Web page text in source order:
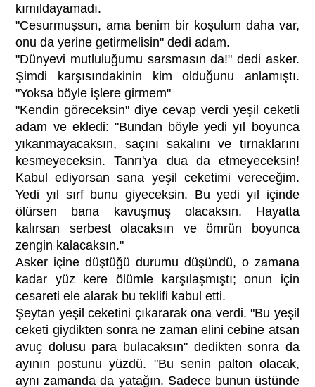
kımıldayamadı.
"Cesurmuşsun, ama benim bir koşulum daha var,
onu da yerine getirmelisin" dedi adam.
"Dünyevi mutluluğumu sarsmasın da!" dedi asker.
Şimdi karşısındakinin kim olduğunu anlamıştı.
"Yoksa böyle işlere girmem"
"Kendin göreceksin" diye cevap verdi yeşil ceketli
adam ve ekledi: "Bundan böyle yedi yıl boyunca
yıkanmayacaksın, saçını sakalını ve tırnaklarını
kesmeyeceksin. Tanrı'ya dua da etmeyeceksin!
Kabul ediyorsan sana yeşil ceketimi vereceğim.
Yedi yıl sırf bunu giyeceksin. Bu yedi yıl içinde
ölürsen bana kavuşmuş olacaksın. Hayatta
kalırsan serbest olacaksın ve ömrün boyunca
zengin kalacaksın."
Asker içine düştüğü durumu düşündü, o zamana
kadar yüz kere ölümle karşılaşmıştı; onun için
cesareti ele alarak bu teklifi kabul etti.
Şeytan yeşil ceketini çıkararak ona verdi. "Bu yeşil
ceketi giydikten sonra ne zaman elini cebine atsan
avuç dolusu para bulacaksın" dedikten sonra da
ayının postunu yüzdü. "Bu senin palton olacak,
aynı zamanda da yatağın. Sadece bunun üstünde